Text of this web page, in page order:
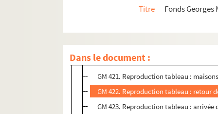
Titre
Fonds Georges
Dans le document :
GM 417. Reproduction de tableau :
GM 418. Reproduction tableau : cadre
GM 419. Reproduction gravure :
GM 420. Reproduction tableau :
GM 421. Reproduction tableau :
GM 422. Reproduction tableau : retour
GM 423. Reproduction tableau :